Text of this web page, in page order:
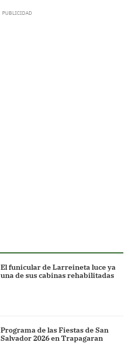
El funicular de Larreineta luce ya
una de sus cabinas rehabilitadas
Programa de las Fiestas de San
Salvador 2026 en Trapagaran